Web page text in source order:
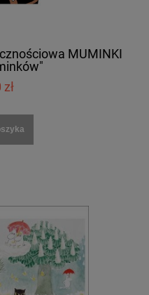
MUMINKI